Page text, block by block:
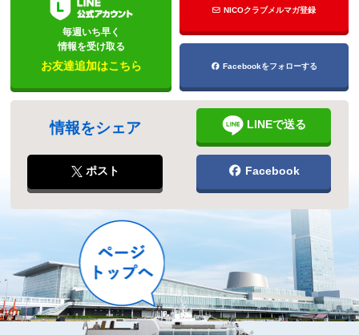
毎週いち早く
情報を受け取る
お友達追加はこちら
NICOクラブメルマガ登録
Facebookをフォローする
情報をシェア LINEで送る
ポスト Facebook